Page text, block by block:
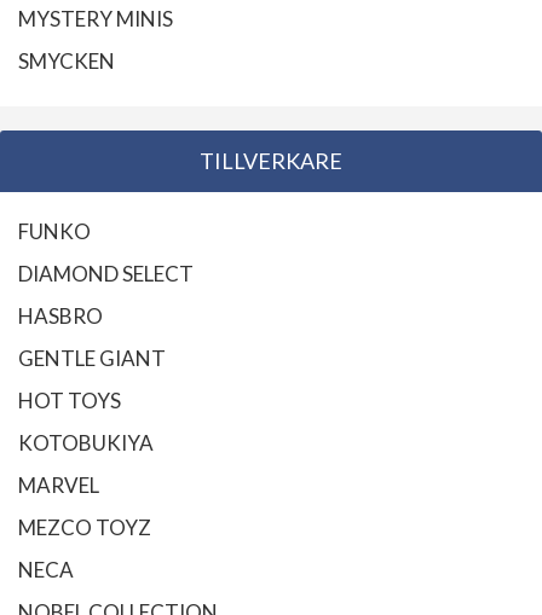
MYSTERY MINIS
SMYCKEN
TILLVERKARE
FUNKO
DIAMOND SELECT
HASBRO
GENTLE GIANT
HOT TOYS
KOTOBUKIYA
MARVEL
MEZCO TOYZ
NECA